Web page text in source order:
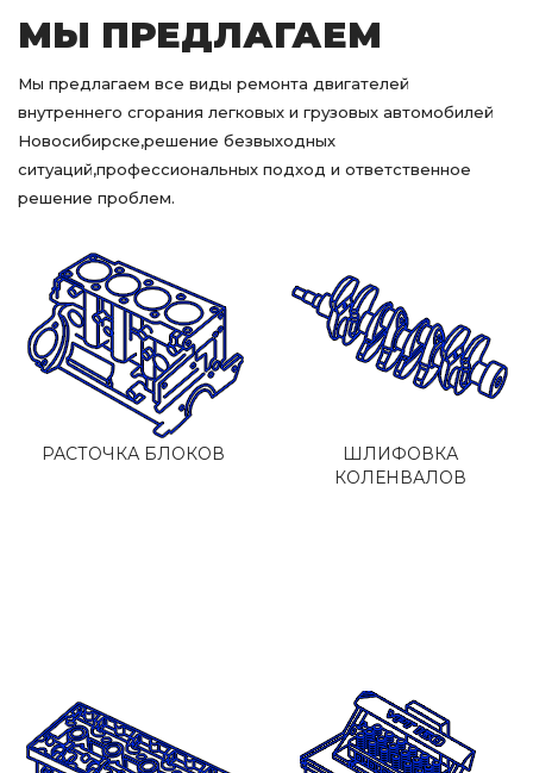
МЫ ПРЕДЛАГАЕМ
Мы предлагаем все виды ремонта двигателей
внутреннего сгорания легковых и грузовых автомобилей
Новосибирске,решение безвыходных
ситуаций,профессиональных подход и ответственное
решение проблем.
РАСТОЧКА БЛОКОВ
ШЛИФОВКА
КОЛЕНВАЛОВ